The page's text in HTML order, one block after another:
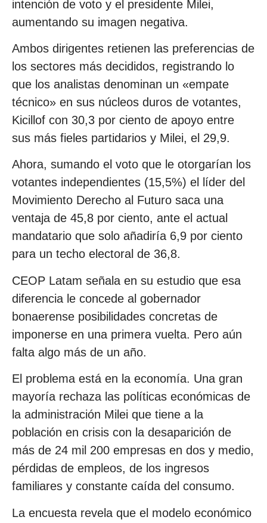
intención de voto y el presidente Milei,
aumentando su imagen negativa.
Ambos dirigentes retienen las preferencias de
los sectores más decididos, registrando lo
que los analistas denominan un «empate
técnico» en sus núcleos duros de votantes,
Kicillof con 30,3 por ciento de apoyo entre
sus más fieles partidarios y Milei, el 29,9.
Ahora, sumando el voto que le otorgarían los
votantes independientes (15,5%) el líder del
Movimiento Derecho al Futuro saca una
ventaja de 45,8 por ciento, ante el actual
mandatario que solo añadiría 6,9 por ciento
para un techo electoral de 36,8.
CEOP Latam señala en su estudio que esa
diferencia le concede al gobernador
bonaerense posibilidades concretas de
imponerse en una primera vuelta. Pero aún
falta algo más de un año.
El problema está en la economía. Una gran
mayoría rechaza las políticas económicas de
la administración Milei que tiene a la
población en crisis con la desaparición de
más de 24 mil 200 empresas en dos y medio,
pérdidas de empleos, de los ingresos
familiares y constante caída del consumo.
La encuesta revela que el modelo económico